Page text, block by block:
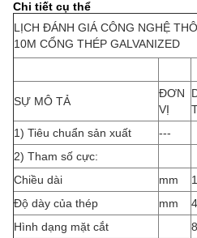
Chi tiết cụ thể
LỊCH ĐÁNH GIÁ CÔNG NGHỆ
10M CỔNG THÉP GALVANIZED
SỰ MÔ TẢ
ĐƠN
VỊ
1) Tiêu chuẩn sản xuất
---
2) Tham số cực:
Chiều dài
mm
Độ dày của thép
mm
4
Hình dạng mặt cắt